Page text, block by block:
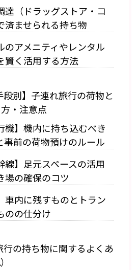
達（ドラッグストア・コ
済ませられる持ち物
のアメニティやレンタル
賢く活用する方法
段別】子連れ旅行の荷物と
・注意点
機】機内に持ち込むべき
事前の荷物預けのルール
線】足元スペースの活用
場の確保のコツ
車内に残すものとトラン
のの仕分け
行の持ち物に関するよくあ